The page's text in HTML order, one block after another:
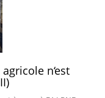
n‘est